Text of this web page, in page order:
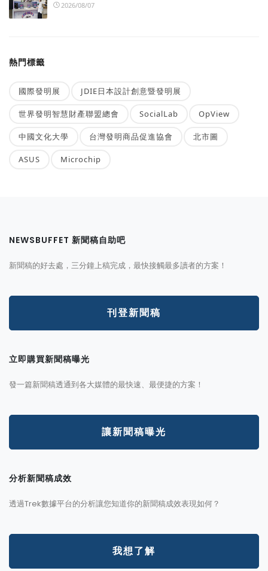
2026/08/07
熱門標籤
國際發明展 JDIE日本設計創意暨發明展
世界發明智慧財產聯盟總會 SocialLab OpView
中國文化大學 台灣發明商品促進協會 北市圖
ASUS Microchip
NEWSBUFFET 新聞稿自助吧
新聞稿的好去處，三分鐘上稿完成，最快接觸最多讀者的方案！
刊登新聞稿
立即購買新聞稿曝光
發一篇新聞稿透通到各大媒體的最快速、最便捷的方案！
讓新聞稿曝光
分析新聞稿成效
透過Trek數據平台的分析讓您知道你的新聞稿成效表現如何？
我想了解